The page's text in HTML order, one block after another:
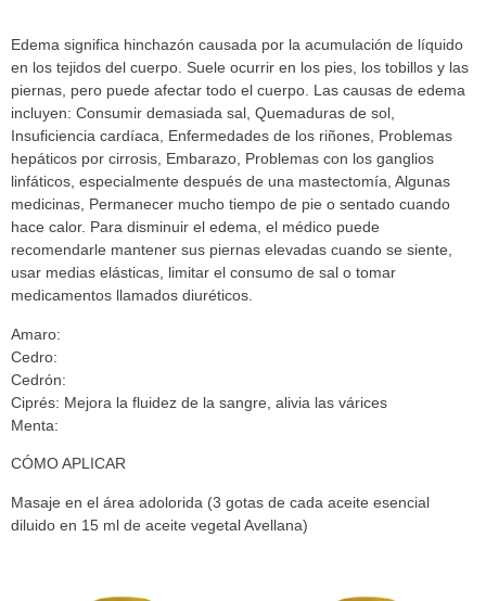
Edema significa hinchazón causada por la acumulación de líquido
en los tejidos del cuerpo. Suele ocurrir en los pies, los tobillos y las
piernas, pero puede afectar todo el cuerpo. Las causas de edema
incluyen: Consumir demasiada sal, Quemaduras de sol,
Insuficiencia cardíaca, Enfermedades de los riñones, Problemas
hepáticos por cirrosis, Embarazo, Problemas con los ganglios
linfáticos, especialmente después de una mastectomía, Algunas
medicinas, Permanecer mucho tiempo de pie o sentado cuando
hace calor. Para disminuir el edema, el médico puede
recomendarle mantener sus piernas elevadas cuando se siente,
usar medias elásticas, limitar el consumo de sal o tomar
medicamentos llamados diuréticos.
Amaro:
Cedro:
Cedrón:
Ciprés: Mejora la fluidez de la sangre, alivia las várices
Menta:
CÓMO APLICAR
Masaje en el área adolorida (3 gotas de cada aceite esencial
diluido en 15 ml de aceite vegetal Avellana)